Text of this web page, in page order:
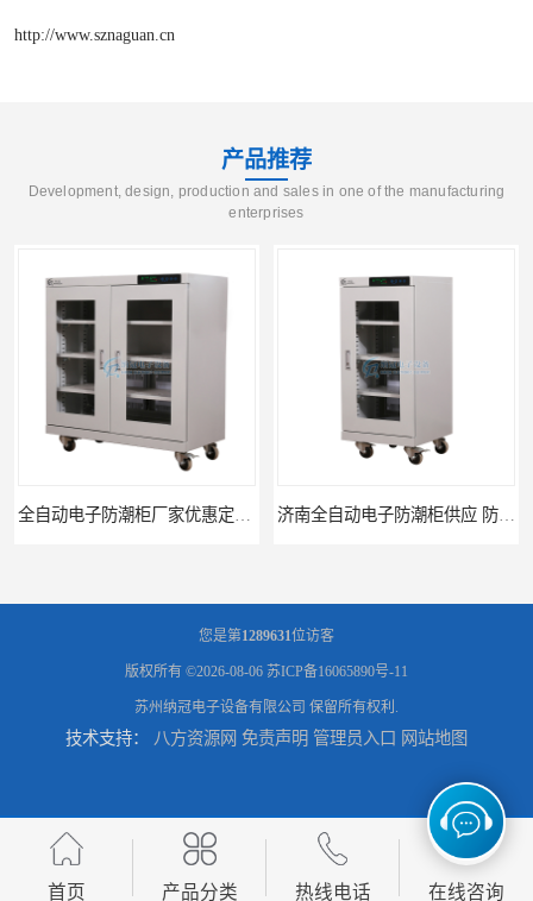
http://www.sznaguan.cn
产品推荐
Development, design, production and sales in one of the manufacturing
enterprises
临沂不锈钢氮气柜优惠报价 节能优质氮气柜厂家直供 抽屉式防潮箱 自动除湿防潮箱优质定制厂家
您是第1289631位访客
版权所有 ©2026-08-06 苏ICP备16065890号-11
苏州纳冠电子设备有限公司 保留所有权利.
技术支持： 八方资源网 免责声明 管理员入口 网站地图
首页 产品分类 热线电话 在线咨询